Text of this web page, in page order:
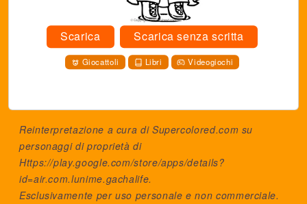
Scarica Scarica senza scritta
Giocattoli Libri Videogiochi
Reinterpretazione a cura di Supercolored.com su
personaggi di proprietà di
Https://play.google.com/store/apps/details?
id=air.com.lunime.gachalife.
Esclusivamente per uso personale e non commerciale.